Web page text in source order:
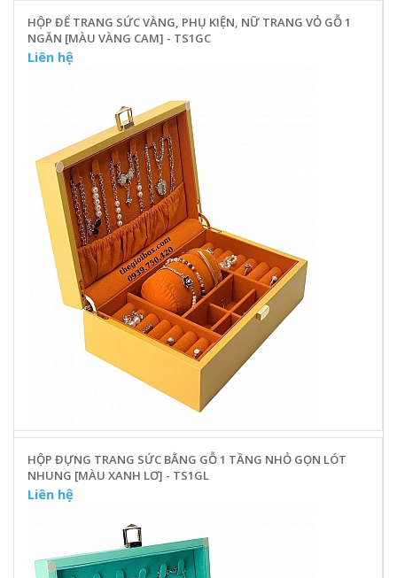
HỘP ĐỂ TRANG SỨC VÀNG, PHỤ KIỆN, NỮ TRANG VỎ GỖ 1
NGĂN [MÀU VÀNG CAM] - TS1GC
Liên hệ
HỘP ĐỰNG TRANG SỨC BẰNG GỖ 1 TẦNG NHỎ GỌN LÓT
NHUNG [MÀU XANH LƠ] - TS1GL
Liên hệ